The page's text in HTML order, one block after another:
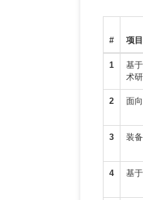
# 项
1
基
术
2 面
3 装
4 基